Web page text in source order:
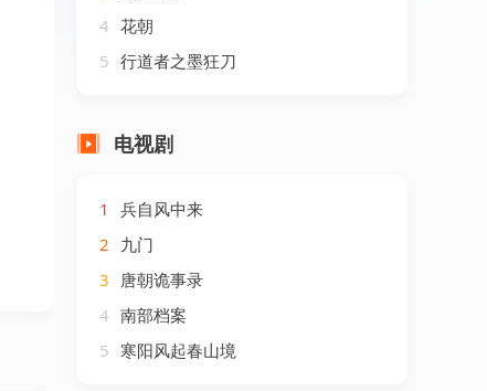
4 花朝
5 行道者之墨狂刀
电视剧
1
兵自风中来
2 九门
3 唐朝诡事录
4 南部档案
5 寒阳风起春山境